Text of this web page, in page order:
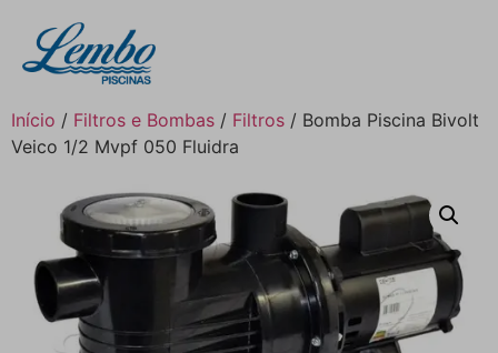
Início / Filtros e Bombas / Filtros / Bomba Piscina Bivolt
Veico 1/2 Mvpf 050 Fluidra